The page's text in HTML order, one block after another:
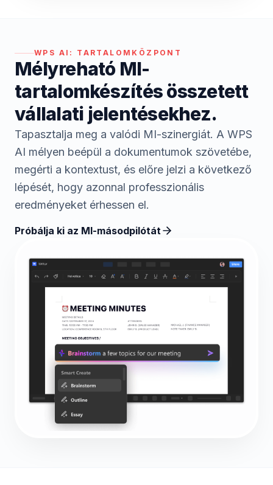
WPS AI: TARTALOMKÖZPONT
Mélyreható MI-
tartalomkészítés összetett
vállalati jelentésekhez.
Tapasztalja meg a valódi MI-szinergiát. A WPS
AI mélyen beépül a dokumentumok szövetébe,
megérti a kontextust, és előre jelzi a következő
lépését, hogy azonnal professzionális
eredményeket érhessen el.
Próbálja ki az MI-másodpilótát